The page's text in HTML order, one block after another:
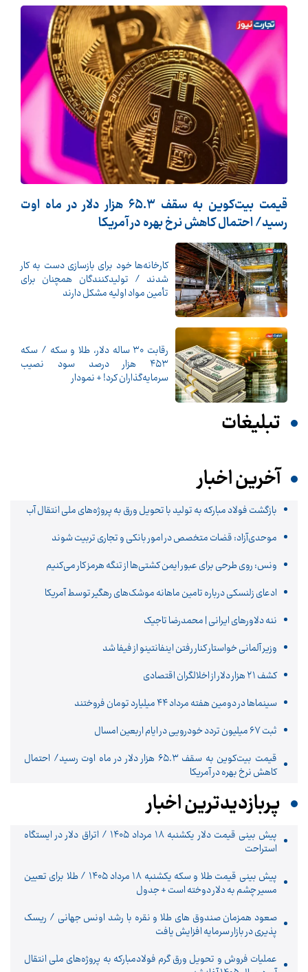
قیمت بیت‌کوین به سقف ۶۵.۳ هزار دلار در ماه اوت
رسید/ احتمال کاهش نرخ بهره در آمریکا
کارخانه‌ها خود برای بازسازی دست به کار
شدند / تولیدکنندگان همچنان برای
تأمین مواد اولیه مشکل دارند
رقابت ۳۰ ساله دلار، طلا و سکه / سکه
۴۵۳ هزار درصد سود نصیب
سرمایه‌گذاران کرد! + نمودار
تبلیغات
آخرین اخبار
بازگشت فولاد مبارکه به تولید با تحویل ورق به پروژه‌های ملی انتقال آب
موحدی‌آزاد: قضات متخصص در امور بانکی و تجاری تربیت شوند
ونس: روی طرحی برای عبور ایمن کشتی‌ها از تنگه هرمز کار می‌کنیم
ادعای زلنسکی درباره تامین ماهانه موشک‌های رهگیر توسط آمریکا
ننه دلاورهای ایرانی | محمدرضا تاجیک
وزیر آلمانی خواستار کنار رفتن اینفانتینو از فیفا شد
کشف ۲۱ هزار دلار از اخلالگران اقتصادی
سینماها در دومین هفته‌ مرداد ۴۴ میلیارد تومان فروختند
ثبت ۶۷ میلیون تردد خودرویی در ایام اربعین امسال
قیمت بیت‌کوین به سقف ۶۵.۳ هزار دلار در ماه اوت رسید/ احتمال
کاهش نرخ بهره در آمریکا
پربازدیدترین اخبار
پیش ‌بینی قیمت دلار یکشنبه ۱۸ مرداد ۱۴۰۵ / اتراق دلار در ایستگاه
استراحت
پیش‌ بینی قیمت طلا و سکه یکشنبه ۱۸ مرداد ۱۴۰۵ / طلا برای تعیین
مسیر چشم به دلار دوخته است + جدول
صعود همزمان صندوق های طلا و نقره با رشد اونس جهانی / ریسک
پذیری در بازار سرمایه افزایش یافت
عملیات فروش و تحویل ورق گرم فولادمبارکه به پروژه‌های ملی انتقال